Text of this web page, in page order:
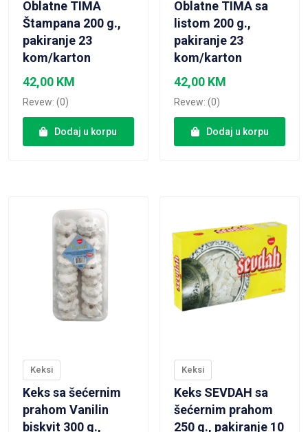
Oblatne TIMA
Štampana 200 g.,
pakiranje 23
kom/karton
42,00 KM
Revew: (0)
Dodaj u korpu
Oblatne TIMA sa
listom 200 g.,
pakiranje 23
kom/karton
42,00 KM
Revew: (0)
Dodaj u korpu
Keksi
Keks sa šećernim
prahom Vanilin
biskvit 300 g.,
Keksi
Keks SEVDAH sa
šećernim prahom
250 g., pakiranje 10